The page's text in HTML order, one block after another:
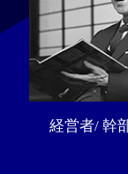
経営者/ 幹